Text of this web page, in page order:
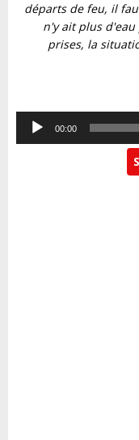
départs de feu, il
n'y ait plus
prises, la
Lecteur
audio
00:00